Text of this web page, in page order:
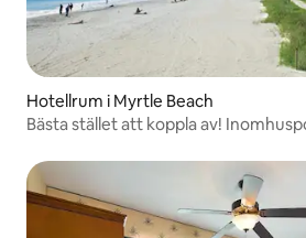
Hotellrum i Myrtle Beach
Bästa stället att koppla av!